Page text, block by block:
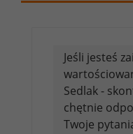
przejrzystość
Jeśli jesteś
Sedlak -
chętnie
Twoje